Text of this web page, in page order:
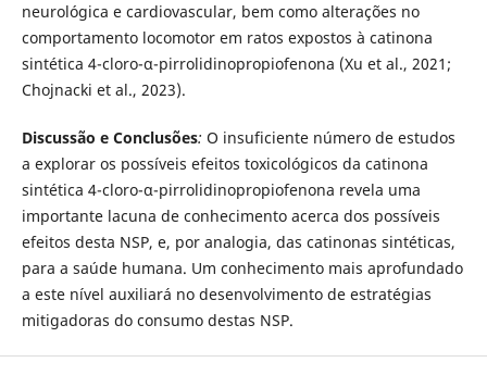
neurológica e cardiovascular, bem como alterações no
comportamento locomotor em ratos expostos à catinona
sintética 4-cloro-α-pirrolidinopropiofenona (Xu et al., 2021;
Chojnacki et al., 2023).
Discussão e Conclusões: O insuficiente número de estudos
a explorar os possíveis efeitos toxicológicos da catinona
sintética 4-cloro-α-pirrolidinopropiofenona revela uma
importante lacuna de conhecimento acerca dos possíveis
efeitos desta NSP, e, por analogia, das catinonas sintéticas,
para a saúde humana. Um conhecimento mais aprofundado
a este nível auxiliará no desenvolvimento de estratégias
mitigadoras do consumo destas NSP.